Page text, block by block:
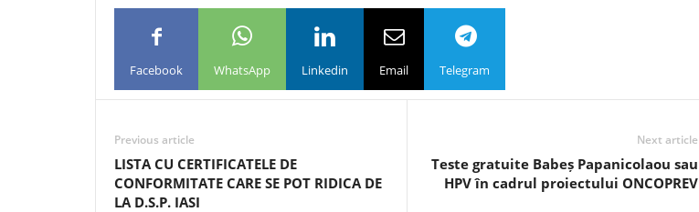
Facebook WhatsApp Linkedin Email Telegram
Previous article
LISTA CU CERTIFICATELE DE
CONFORMITATE CARE SE POT RIDICA DE
LA D.S.P. IASI
Next article
Teste gratuite Babeș Papanicolaou sau
HPV în cadrul proiectului ONCOPREV